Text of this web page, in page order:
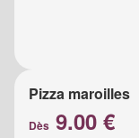
Pizza maroilles
Dès 9.00 €